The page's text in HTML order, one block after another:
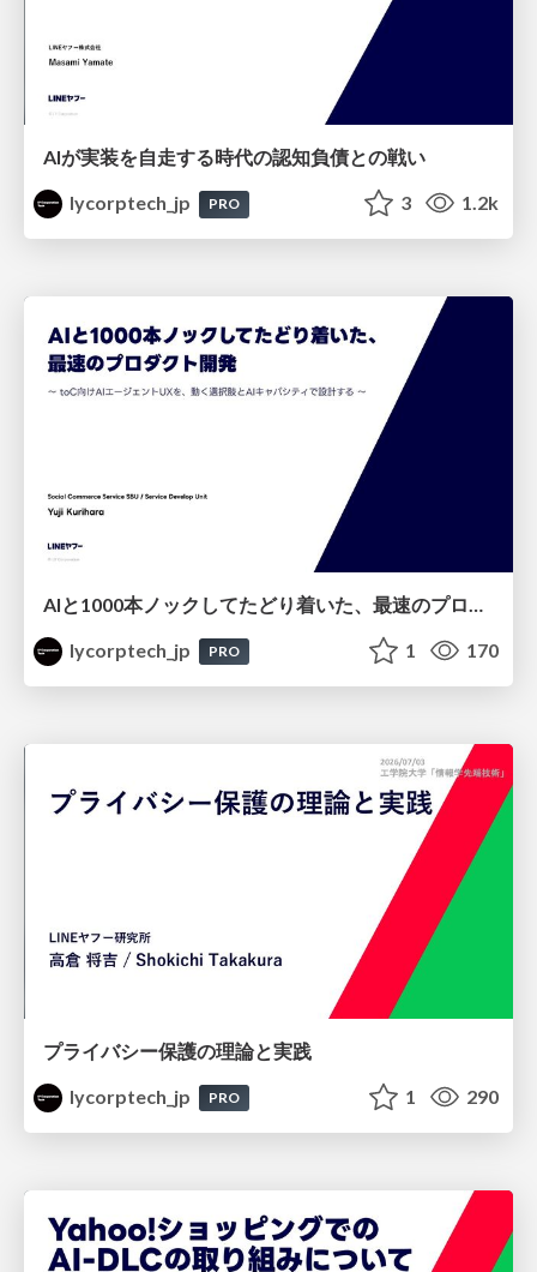
AIが実装を自走する時代の認知負債との戦い
lycorptech_jp
PRO 3 1.2k
AIと1000本ノックしてたどり着いた、最速のプロダクト開発 ～toC向けAIエージェントUXを、動く選択肢とAIキャパシティで設計する～
lycorptech_jp
PRO 1 170
プライバシー保護の理論と実践
lycorptech_jp
PRO 1 290